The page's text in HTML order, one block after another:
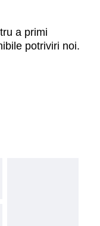
a primi
potriviri noi.